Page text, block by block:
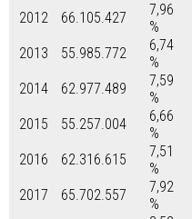
2012
66.105.427
7,96
%
2013
55.985.772
6,74
%
2014
62.977.489
7,59
%
2015
55.257.004
6,66
%
2016
62.316.615
7,51
%
2017
65.702.557
7,92
%